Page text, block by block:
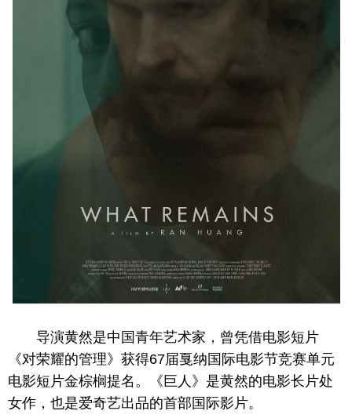
导演黄然是中国青年艺术家，曾凭借电影短片
《对荣耀的管理》获得67届戛纳国际电影节竞赛单元
电影短片金棕榈提名。《巨人》是黄然的电影长片处
女作，也是爱奇艺出品的首部国际影片。